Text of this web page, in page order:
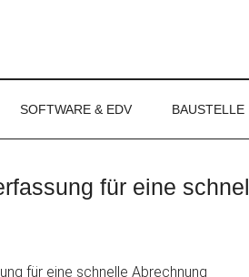
SOFTWARE & EDV BAUSTELLE
für eine